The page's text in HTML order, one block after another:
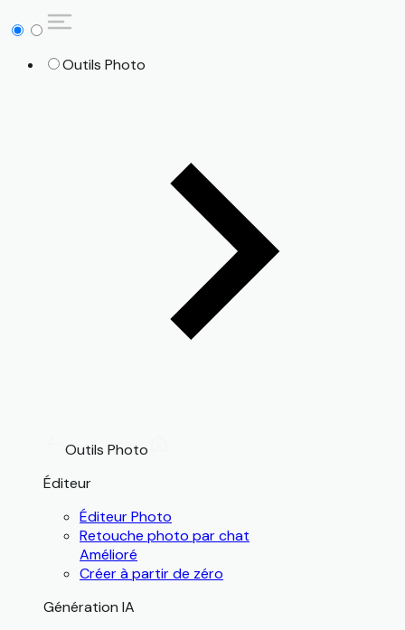
Outils Photo
Outils Photo
Éditeur
Éditeur Photo
Retouche photo par chat
Amélioré
Créer à partir de zéro
Génération IA